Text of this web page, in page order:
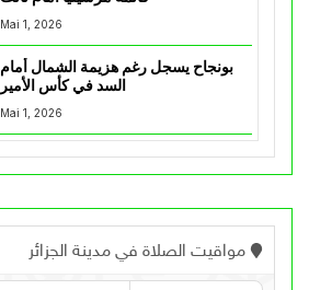
Mai 1, 2026
بونجاح يسجل رغم هزيمة الشمال أمام
السد في كأس الأمير
Mai 1, 2026